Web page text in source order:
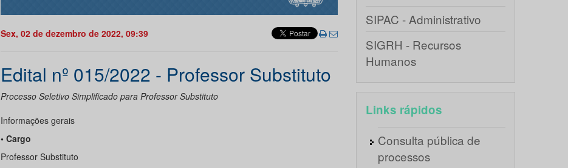
Sex, 02 de dezembro de 2022, 09:39
Edital nº 015/2022 - Professor Substituto
Processo Seletivo Simplificado para Professor Substituto
Informações gerais
• Cargo
Professor Substituto
SIPAC - Administrativo
SIGRH - Recursos
Humanos
Links rápidos
Consulta pública de
processos